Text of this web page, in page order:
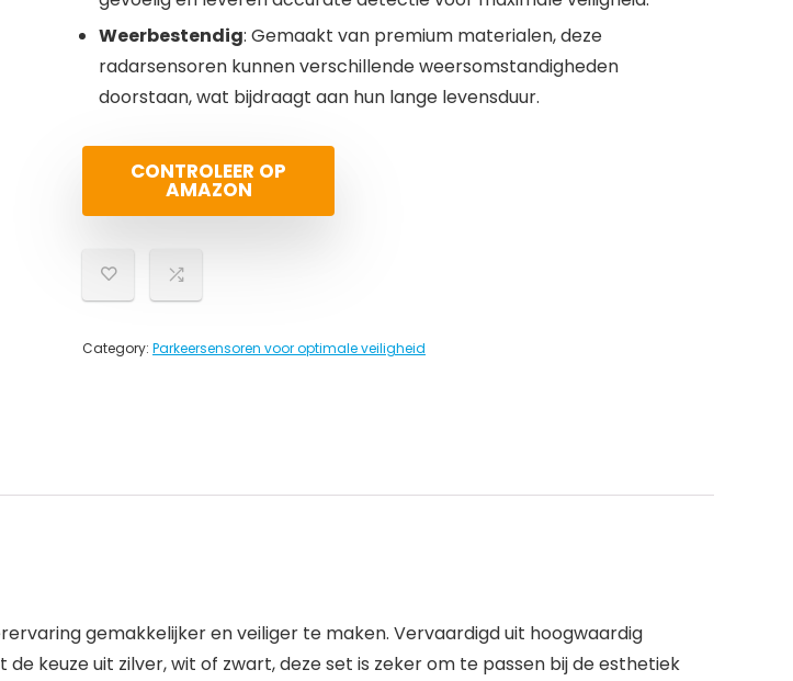
Weerbestendig: Gemaakt van premium materialen, deze
radarsensoren kunnen verschillende weersomstandigheden
doorstaan, wat bijdraagt aan hun lange levensduur.
CONTROLEER OP
AMAZON
Category: Parkeersensoren voor optimale veiligheid
gemakkelijker en veiliger te maken. Vervaardigd uit hoogwaardig
keuze uit zilver, wit of zwart, deze set is zeker om te passen bij de esthetiek